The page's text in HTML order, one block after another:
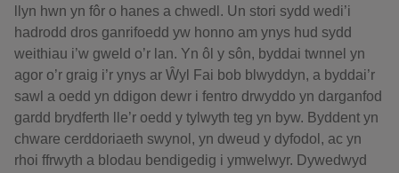
llyn hwn yn fôr o hanes a chwedl. Un stori sydd wedi’i
hadrodd dros ganrifoedd yw honno am ynys hud sydd
weithiau i’w gweld o’r lan. Yn ôl y sôn, byddai twnnel yn
agor o’r graig i’r ynys ar Ŵyl Fai bob blwyddyn, a byddai’r
sawl a oedd yn ddigon dewr i fentro drwyddo yn darganfod
gardd brydferth lle’r oedd y tylwyth teg yn byw. Byddent yn
chware cerddoriaeth swynol, yn dweud y dyfodol, ac yn
rhoi ffrwyth a blodau bendigedig i ymwelwyr. Dywedwyd